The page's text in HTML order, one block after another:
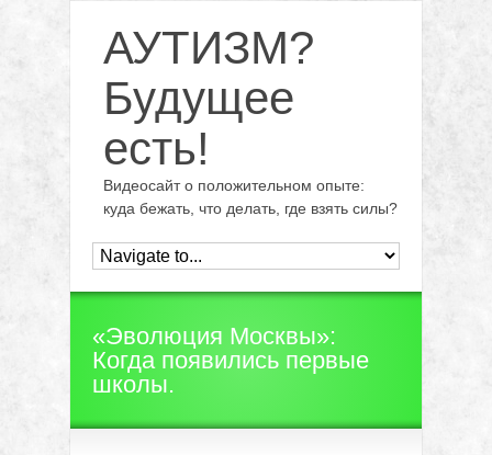
АУТИЗМ?
Будущее
есть!
Видеосайт о положительном опыте:
куда бежать, что делать, где взять силы?
«Эволюция Москвы»:
Когда появились первые
школы.